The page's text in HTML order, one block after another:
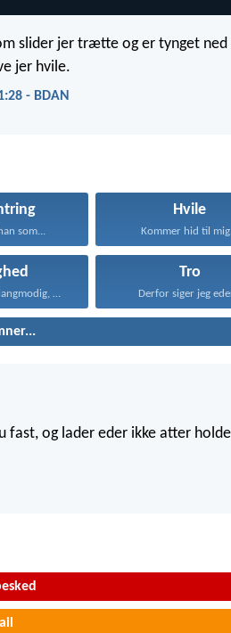
slider jer trætte og er tynget ned
jer hvile.
- BDAN
som...
Hvile
Kommer hid til
Kærligheden er langmodig, er...
Tro
Derfor siger jeg
fast, og lader eder ikke atter